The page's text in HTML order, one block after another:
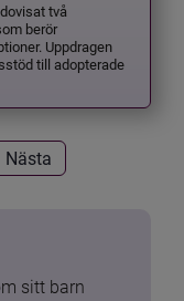
två
berör
Uppdragen
till adopterade
Nästa
sitt barn